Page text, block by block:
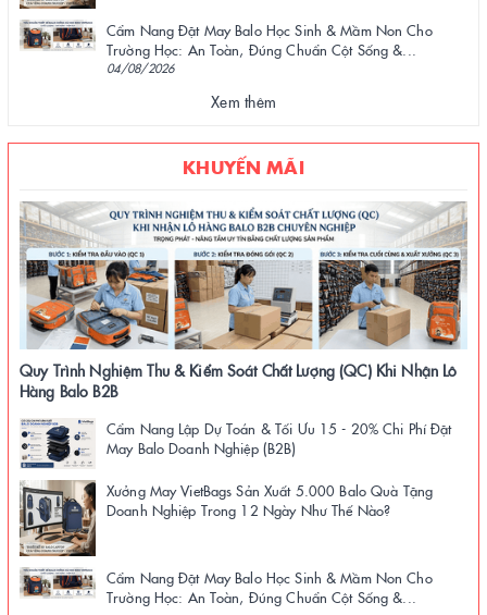
Cẩm Nang Đặt May Balo Học Sinh & Mầm Non Cho
Trường Học: An Toàn, Đúng Chuẩn Cột Sống &...
04/08/2026
Xem thêm
KHUYẾN MÃI
Quy Trình Nghiệm Thu & Kiểm Soát Chất Lượng (QC) Khi Nhận Lô
Hàng Balo B2B
Cẩm Nang Lập Dự Toán & Tối Ưu 15 - 20% Chi Phí Đặt
May Balo Doanh Nghiệp (B2B)
Xưởng May VietBags Sản Xuất 5.000 Balo Quà Tặng
Doanh Nghiệp Trong 12 Ngày Như Thế Nào?
Cẩm Nang Đặt May Balo Học Sinh & Mầm Non Cho
Trường Học: An Toàn, Đúng Chuẩn Cột Sống &...